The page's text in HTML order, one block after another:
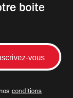
boite
conditions